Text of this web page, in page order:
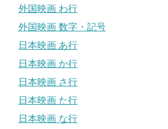
外国映画 わ行
外国映画 数字・記号
日本映画 あ行
日本映画 か行
日本映画 さ行
日本映画 た行
日本映画 な行